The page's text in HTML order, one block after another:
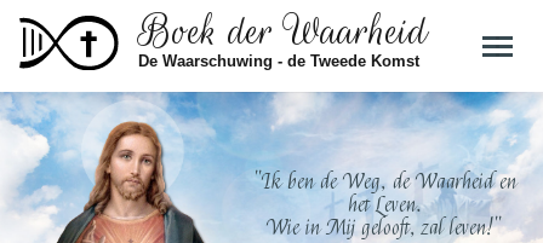
Skip to main contentBoek der Waarheid
De Waarschuwing - de Tweede Komst
"Ik ben de Weg, de Waarheid en
het Leven.
Wie in Mij gelooft, zal leven!"